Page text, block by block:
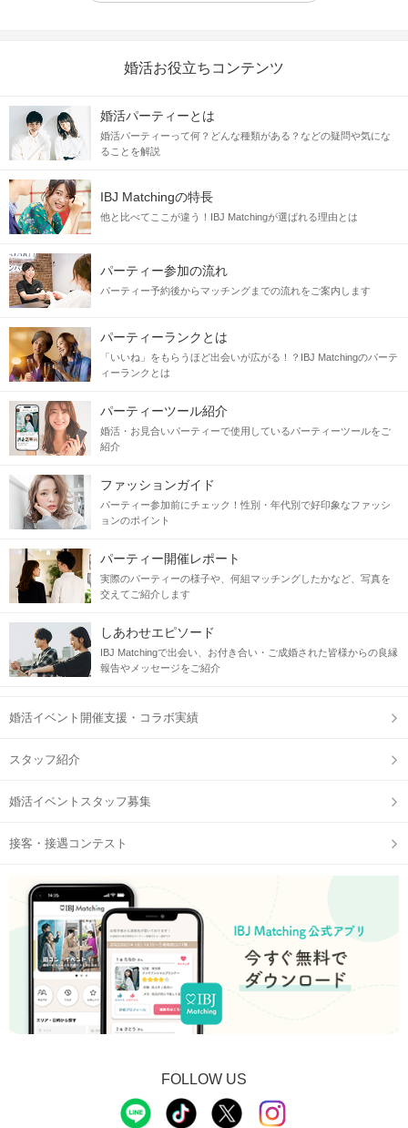
仕事で帰りが遅くなる時は必ず
悩みを抱えた時は小さな事でも
相談する
長く一緒にいたいお相手だから
お互いを大切にし合える関係でいたい
当日の流れ
STEP1 受付開始
STEP2 自分のプロフィールをチェック
アピールタイム
婚活お役立ちコンテンツ
婚活パーティーとは
婚活パーティーって何？どんな種類がある？などの疑問や気にな
ることを解説
IBJ Matchingの特長
他と比べてここが違う！IBJ Matchingが選ばれる理由とは
パーティー参加の流れ
パーティー予約後からマッチングまでの流れをご案内します
パーティーランクとは
「いいね」をもらうほど出会いが広がる！？IBJ Matchingのパーテ
ィーランクとは
パーティーツール紹介
婚活・お見合いパーティーで使用しているパーティーツールをご
紹介
ファッションガイド
パーティー参加前にチェック！性別・年代別で好印象なファッシ
ョンのポイント
パーティー開催レポート
実際のパーティーの様子や、何組マッチングしたかなど、写真を
交えてご紹介します
しあわせエピソード
IBJ Matchingで出会い、お付き合い・ご成婚された皆様からの良縁
報告やメッセージをご紹介
婚活イベント開催支援・コラボ実績
スタッフ紹介
婚活イベントスタッフ募集
接客・接遇コンテスト
FOLLOW US